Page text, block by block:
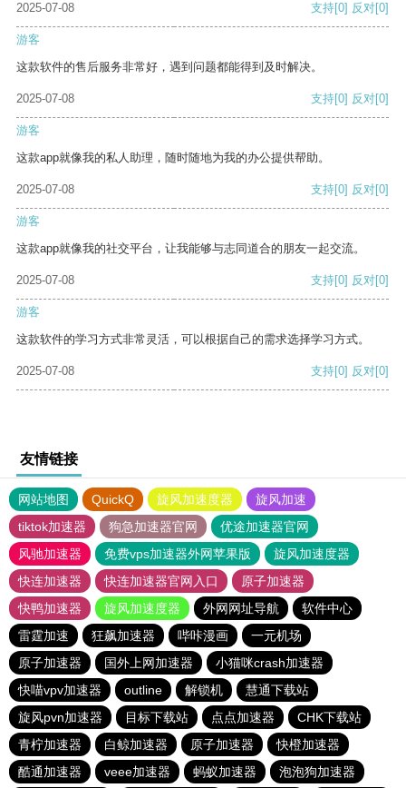
2025-07-08 支持[0] 反对[0]
游客
这款软件的售后服务非常好，遇到问题都能得到及时解决。
2025-07-08 支持[0] 反对[0]
游客
这款app就像我的私人助理，随时随地为我的办公提供帮助。
2025-07-08 支持[0] 反对[0]
游客
这款app就像我的社交平台，让我能够与志同道合的朋友一起交流。
2025-07-08 支持[0] 反对[0]
游客
这款软件的学习方式非常灵活，可以根据自己的需求选择学习方式。
2025-07-08 支持[0] 反对[0]
友情链接
网站地图 QuickQ 旋风加速度器
旋风加速
tiktok加速器
狗急加速器官网
优途加速器官网
风驰加速器
免费vps加速器外网苹果版
旋风加速度器
快连加速器
快连加速器官网入口
原子加速器
快鸭加速器
旋风加速度器 外网网址导航
软件中心
雷霆加速
狂飙加速器 哔咔漫画
一元机场
原子加速器
国外上网加速器
小猫咪crash加速器
快喵vpv加速器
outline 解锁机
慧通下载站
旋风pvn加速器
目标下载站 点点加速器
CHK下载站
青柠加速器
白鲸加速器 原子加速器
快橙加速器
酷通加速器
veee加速器 蚂蚁加速器 泡泡狗加速器